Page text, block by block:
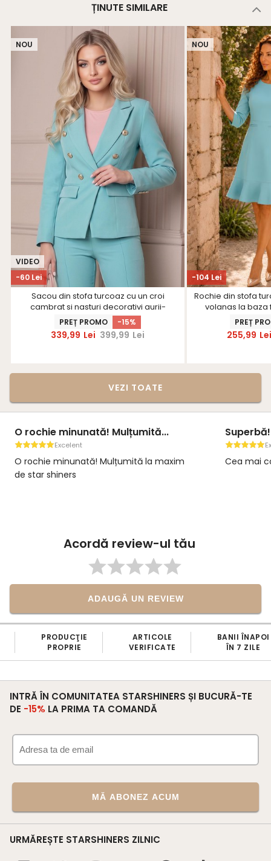
ȚINUTE SIMILARE
-60 Lei
VIDEO
NOU
Sacou din stofa turcoaz cu un croi
cambrat si nasturi decorativi aurii-
StarShinerS
PREȚ PROMO -15%
339,99 Lei 399,99 Lei
-104 Lei
NOU
Rochie din stofa
volanas la baza
PREȚ
255,99
VEZI TOATE
O rochie minunată! Mulțumită...
Excelent
O rochie minunată! Mulțumită la maxim
de star shiners
Cea mai
Acordă review-ul tău
ADAUGĂ UN REVIEW
PRODUCŢIE
PROPRIE
ARTICOLE
VERIFICATE
BANII ÎNAPOI
ÎN 7 ZILE
INTRĂ ÎN COMUNITATEA STARSHINERS ȘI BUCURĂ-TE
DE -15% LA PRIMA TA COMANDĂ
MĂ ABONEZ ACUM
URMĂREȘTE STARSHINERS ZILNIC